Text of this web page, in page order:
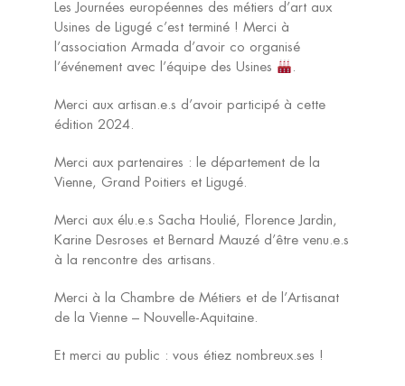
Les Journées européennes des métiers d’art aux
Usines de Ligugé c’est terminé ! Merci à
l’association Armada d’avoir co organisé
l’événement avec l’équipe des Usines
.
Merci aux artisan.e.s d’avoir participé à cette
édition 2024.
Merci aux partenaires : le département de la
Vienne, Grand Poitiers et Ligugé.
Merci aux élu.e.s Sacha Houlié, Florence Jardin,
Karine Desroses et Bernard Mauzé d’être venu.e.s
à la rencontre des artisans.
Merci à la Chambre de Métiers et de l’Artisanat
de la Vienne – Nouvelle-Aquitaine.
Et merci au public : vous étiez nombreux.ses !